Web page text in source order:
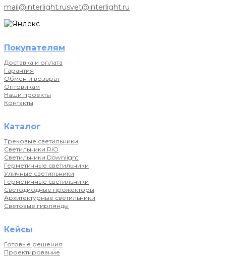
mail@interlight.rusvet@interlight.ru
Покупателям
Доставка и оплата
Гарантия
Обмен и возврат
Оптовикам
Наши проекты
Контакты
Каталог
Трековые светильники
Светильники RIO
Светильники Downlight
Герметичные светильники
Уличные светильники
Герметичные светильники
Светодиодные прожекторы
Архитектурные светильники
Световые гирлянды
Кейсы
Готовые решения
Проектирование